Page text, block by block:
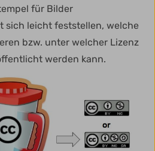
für Bilder
sich leicht feststellen, welche
bzw. unter welcher Lizenz
werden kann.